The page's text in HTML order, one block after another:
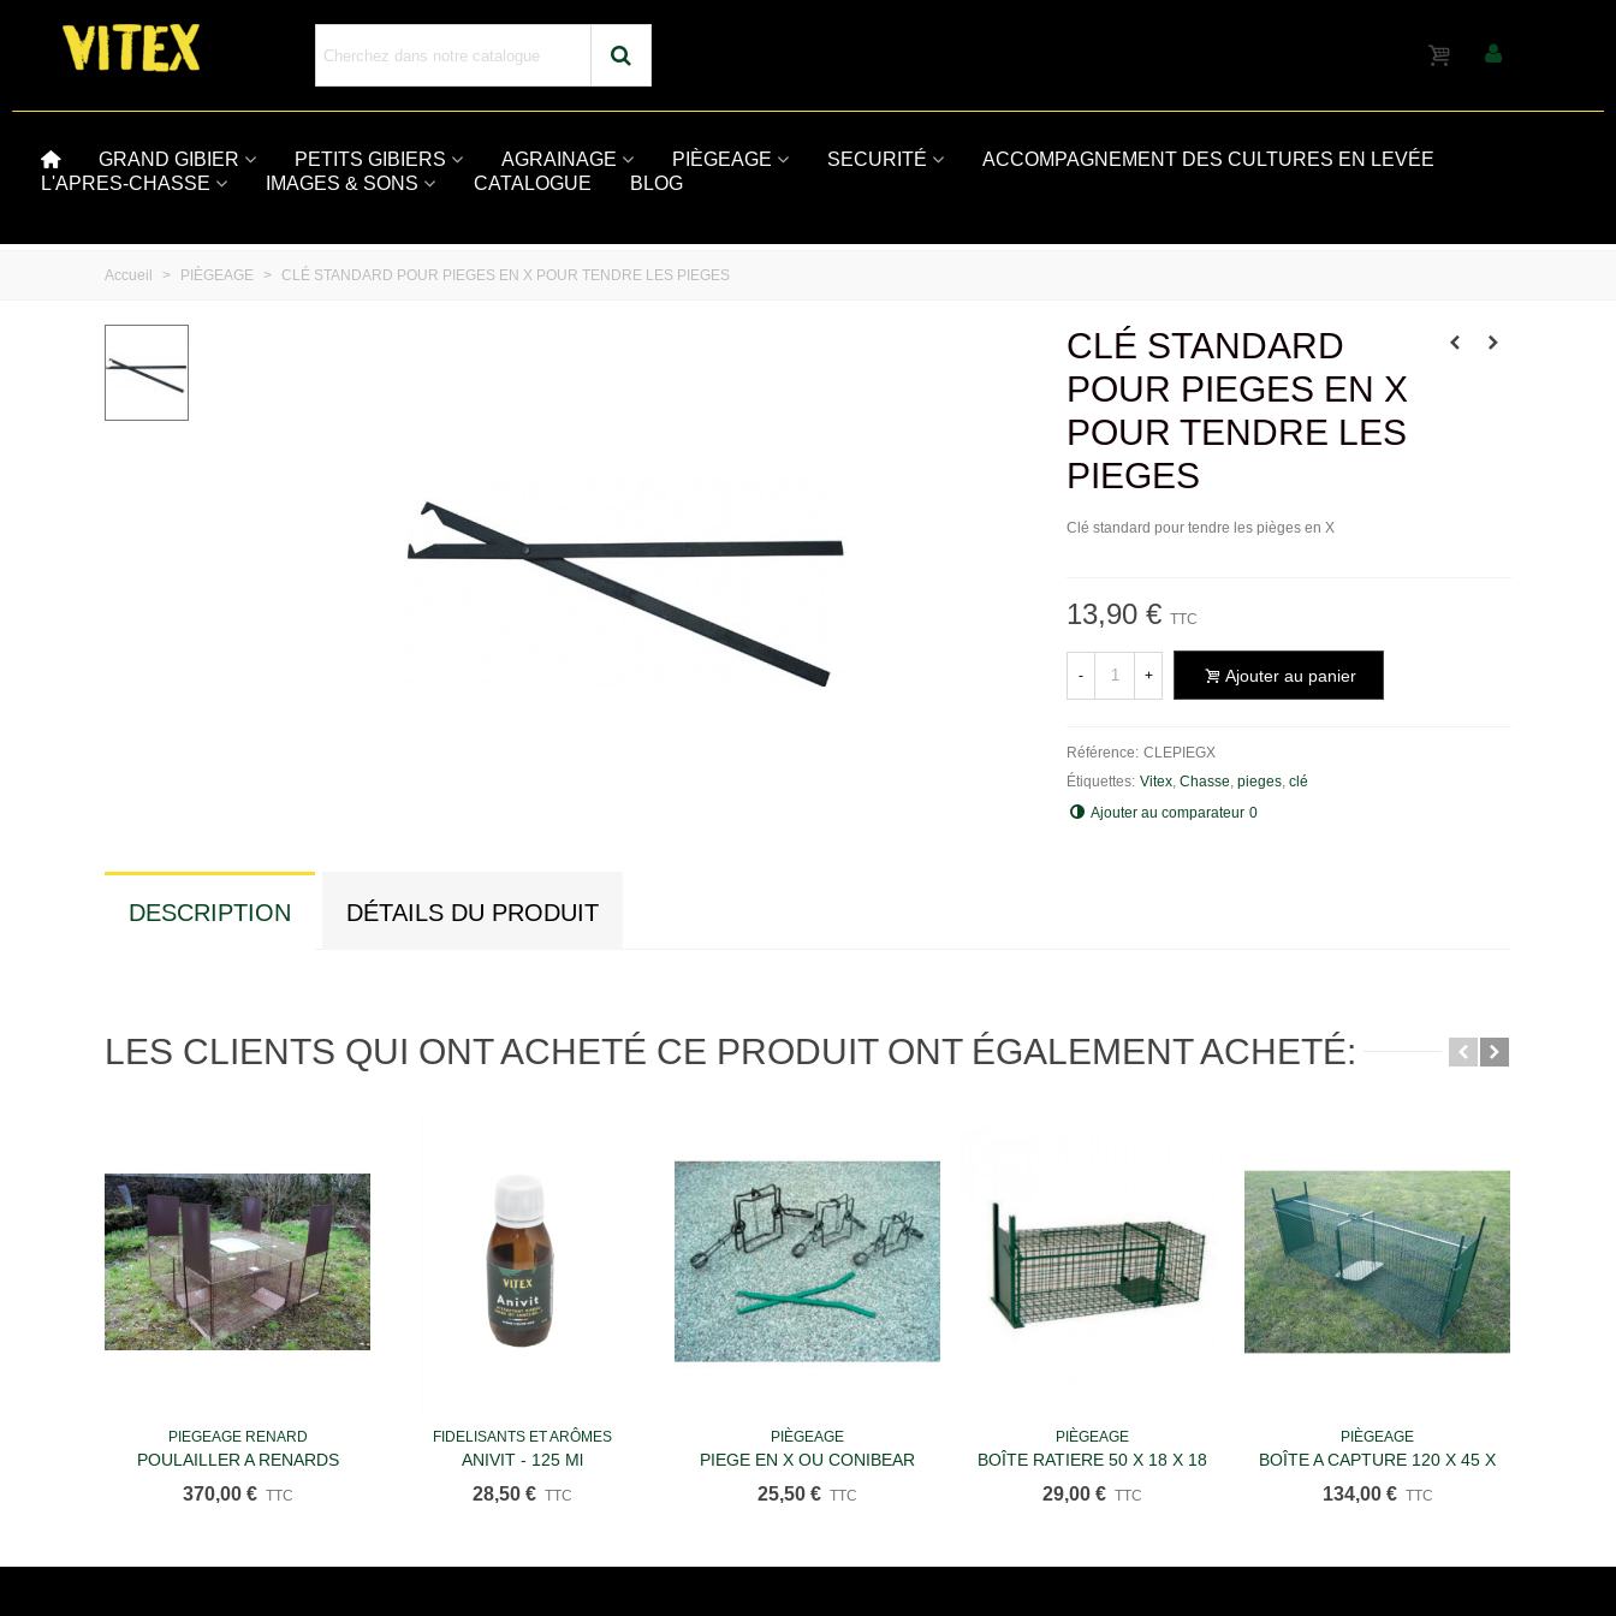
GRAND GIBIER PETITS GIBIERS AGRAINAGE PIÈGEAGE SECURITÉ
ACCOMPAGNEMENT DES CULTURES EN LEVÉE
L'APRES-CHASSE
IMAGES & SONS CATALOGUE BLOG
Accueil > PIÈGEAGE > CLÉ STANDARD POUR PIEGES EN X POUR TENDRE LES PIEGES
CLÉ STANDARD
POUR PIEGES EN X
POUR TENDRE LES
PIEGES
Clé standard pour tendre les pièges en X
13,90 € TTC
- + Ajouter au panier
Référence: CLEPIEGX
Étiquettes: Vitex, Chasse, pieges, clé
Ajouter au comparateur 0
DESCRIPTION DÉTAILS DU PRODUIT
LES CLIENTS QUI ONT ACHETÉ CE PRODUIT ONT ÉGALEMENT ACHETÉ:
Ajouter au panier
PIEGEAGE RENARD
POULAILLER A RENARDS
370,00 € TTC
Ajouter au panier
FIDELISANTS ET ARÔMES
ANIVIT - 125 Ml
28,50 € TTC
Ajouter au panier
PIÈGEAGE
PIEGE EN X OU CONIBEAR
DOUBLE RESSORT 18 X 18 Cm
25,50 € TTC
Ajouter au panier
PIÈGEAGE
BOÎTE RATIERE 50 X 18 X 18
Cm 1 ENTRÉE
29,00 € TTC
Ajouter au panier
PIÈGEAGE
BOÎTE A CAPTURE 120 X 45 X
35 Cm 2 ENTREES-
Déclenchement Palette
134,00 € TTC